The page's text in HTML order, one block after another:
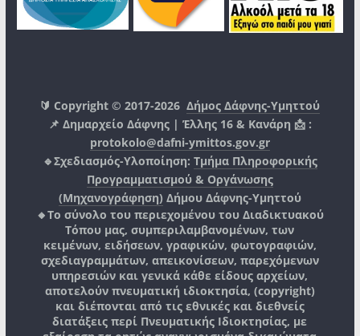
🔰 Copyright © 2017-2026Δήμος Δάφνης-Υμηττού
📌 Δημαρχείο Δάφνης | Έλλης 16 & Κανάρη 📩 :
protokolo@dafni-ymittos.gov.gr
🔹Σχεδιασμός-Υλοποίηση: Τμήμα Πληροφορικής
Προγραμματισμού & Οργάνωσης
(Μηχανογράφηση) Δήμου Δάφνης-Υμηττού
🔸Το σύνολο του περιεχομένου του Διαδικτυακού
Τόπου μας, συμπεριλαμβανομένων, των
κειμένων, ειδήσεων, γραφικών, φωτογραφιών,
σχεδιαγραμμάτων, απεικονίσεων, παρεχόμενων
υπηρεσιών και γενικά κάθε είδους αρχείων,
αποτελούν πνευματική ιδιοκτησία, (copyright)
και διέπονται από τις εθνικές και διεθνείς
διατάξεις περί Πνευματικής Ιδιοκτησίας, με